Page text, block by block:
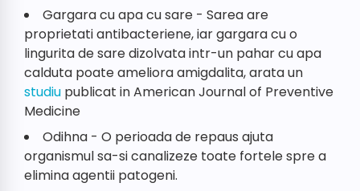
Gargara cu apa cu sare - Sarea are
proprietati antibacteriene, iar gargara cu o
lingurita de sare dizolvata intr-un pahar cu apa
calduta poate ameliora amigdalita, arata un
studiu publicat in American Journal of Preventive
Medicine
Odihna - O perioada de repaus ajuta
organismul sa-si canalizeze toate fortele spre a
elimina agentii patogeni.